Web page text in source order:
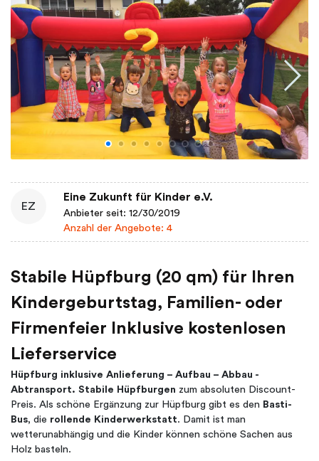
EZ
Eine Zukunft für Kinder e.V.
Anbieter seit: 12/30/2019
Anzahl der Angebote: 4
Stabile Hüpfburg (20 qm) für Ihren
Kindergeburtstag, Familien- oder
Firmenfeier Inklusive kostenlosen
Lieferservice
Hüpfburg inklusive Anlieferung – Aufbau – Abbau -
Abtransport. Stabile Hüpfburgen zum absoluten Discount-
Preis. Als schöne Ergänzung zur Hüpfburg gibt es den Basti-
Bus, die rollende Kinderwerkstatt. Damit ist man
wetterunabhängig und die Kinder können schöne Sachen aus
Holz basteln.